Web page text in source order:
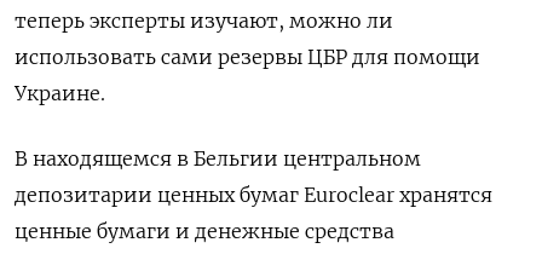
теперь эксперты изучают, можно ли
использовать сами резервы ЦБР для помощи
Украине.
В находящемся в Бельгии центральном
депозитарии ценных бумаг Euroclear хранятся
ценные бумаги и денежные средства